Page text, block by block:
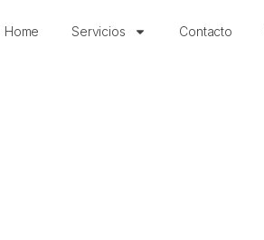
Home Servicios Contacto